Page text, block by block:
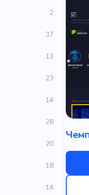
2
37
13
23
14
28
20
18
14